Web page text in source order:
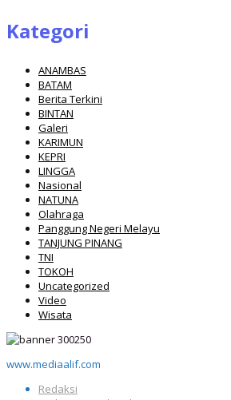
Kategori
ANAMBAS
BATAM
Berita Terkini
BINTAN
Galeri
KARIMUN
KEPRI
LINGGA
Nasional
NATUNA
Olahraga
Panggung Negeri Melayu
TANJUNG PINANG
TNI
TOKOH
Uncategorized
Video
Wisata
www.mediaalif.com
Redaksi